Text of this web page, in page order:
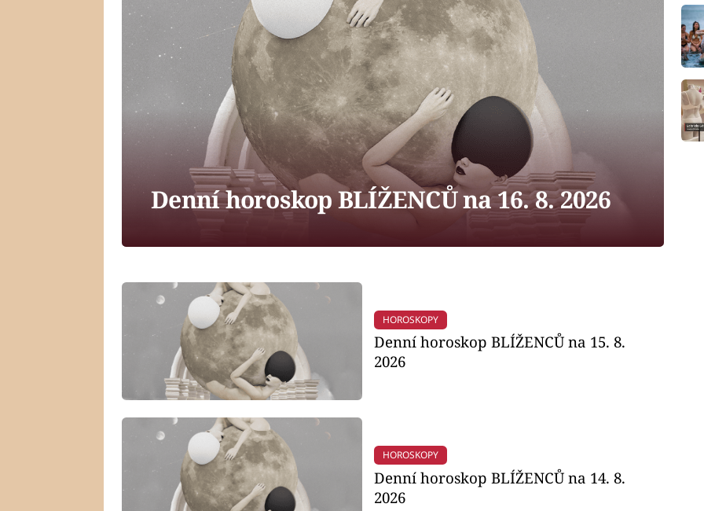
Denní horoskop BLÍŽENCŮ na 16. 8. 2026
HOROSKOPY
Denní horoskop BLÍŽENCŮ na 15. 8.
2026
HOROSKOPY
Denní horoskop BLÍŽENCŮ na 14. 8.
2026